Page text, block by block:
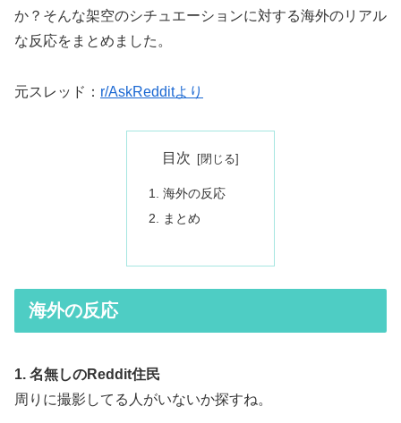
か？そんな架空のシチュエーションに対する海外のリアル
な反応をまとめました。
元スレッド： r/AskRedditより
目次
海外の反応
まとめ
海外の反応
1. 名無しのReddit住民
周りに撮影してる人がいないか探すね。